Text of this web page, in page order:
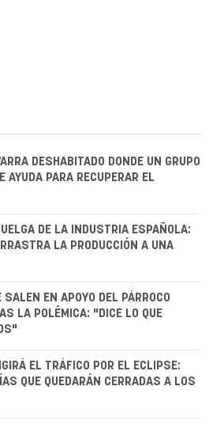
DESHABITADO DONDE UN GRUPO
AYUDA PARA RECUPERAR EL
DE LA INDUSTRIA ESPAÑOLA:
LA PRODUCCIÓN A UNA
SALEN EN APOYO DEL PÁRROCO
LA POLÉMICA: "DICE LO QUE
EL TRÁFICO POR EL ECLIPSE:
QUE QUEDARÁN CERRADAS A LOS